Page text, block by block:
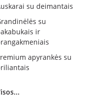
su deimantais
su
ir
apyrankės su